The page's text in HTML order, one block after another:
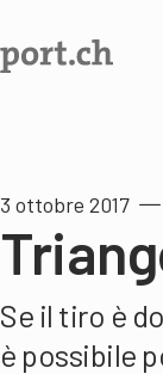
3 ottobre 2017
Se il tiro è
è possibile